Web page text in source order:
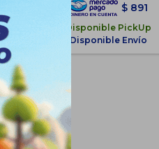
$ 891
Disponible PickUp
Disponible Envío